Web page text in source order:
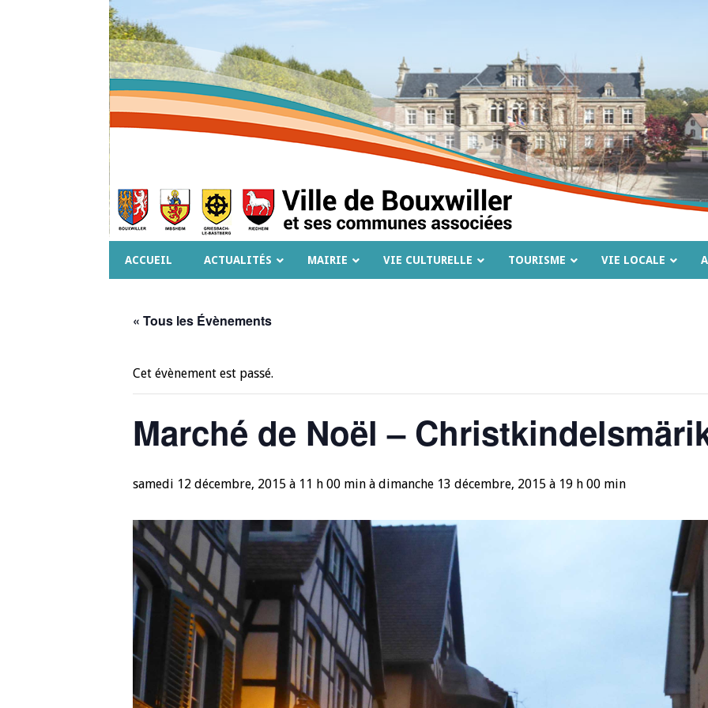
ACCUEIL ACTUALITÉS MAIRIE VIE CULTURELLE TOURISME VIE LOCALE
« Tous les Évènements
Cet évènement est passé.
Marché de Noël –
samedi 12 décembre, 2015 à 11 h 00 min à dimanche 13 décembre, 2015 à 19 h 00 min